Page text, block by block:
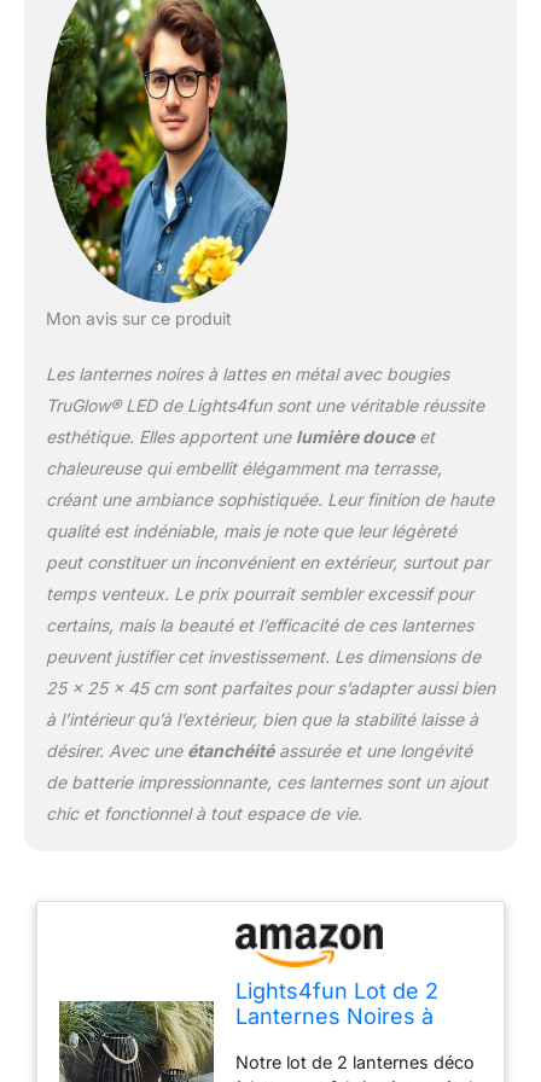
bougies LED à piles peuvent
rester illuminées sans
interruption ou avec la
fonction de minuterie elles
s’allumeront tous les soirs
pendant 6h
automatiquement Les
bougies LED à piles sont
fabriquées en plastique et
mesurent 15cm en hauteur et
7,5cm en diamètre Notre lot
conformes aux normes CE et
IP44 pour une utilisation
Mon avis sur ce produit
Les lanternes noires à lattes en métal avec bougies
TruGlow® LED de Lights4fun sont une véritable réussite
esthétique. Elles apportent une lumière douceet
chaleureuse qui embellit élégamment ma terrasse,
créant une ambiance sophistiquée. Leur finition de haute
qualité est indéniable, mais je note que leur légèreté
peut constituer un inconvénient en extérieur, surtout par
temps venteux. Le prix pourrait sembler excessif pour
certains, mais la beauté et l’efficacité de ces lanternes
peuvent justifier cet investissement. Les dimensions de
25 x 25 x 45 cm sont parfaites pour s’adapter aussi bien
à l’intérieur qu’à l’extérieur, bien que la stabilité laisse à
désirer. Avec une étanchéitéassurée et une longévité
de batterie impressionnante, ces lanternes sont un ajout
chic et fonctionnel à tout espace de vie.
Lights4fun Lot de 2
Lanternes Noires à
Bougies TruGlow® LED
Notre lot de 2 lanternes déco